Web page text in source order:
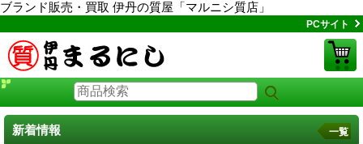
ブランド販売・買取 伊丹の質屋「マルニシ質店」
PCサイト
新着情報 一覧